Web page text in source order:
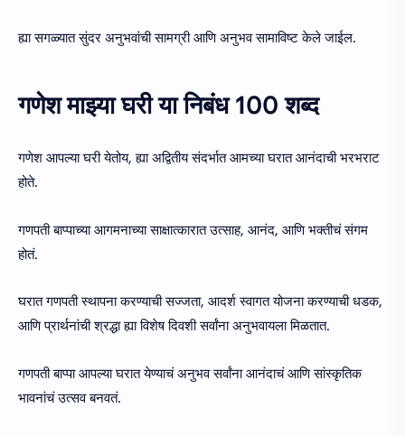
ह्या सगळ्यात सुंदर अनुभवांची सामग्री आणि अनुभव सामाविष्ट केले जाईल.
गणेश माझ्या घरी या निबंध 100 शब्द
गणेश आपल्या घरी येतोय, ह्या अद्वितीय संदर्भात आमच्या घरात आनंदाची भरभराट
होते.
गणपती बाप्पाच्या आगमनाच्या साक्षात्कारात उत्साह, आनंद, आणि भक्तीचं संगम
होतं.
घरात गणपती स्थापना करण्याची सज्जता, आदर्श स्वागत योजना करण्याची धडक,
आणि प्रार्थनांची श्रद्धा ह्या विशेष दिवशी सर्वांना अनुभवायला मिळतात.
गणपती बाप्पा आपल्या घरात येण्याचं अनुभव सर्वांना आनंदाचं आणि सांस्कृतिक
भावनांचं उत्सव बनवतं.